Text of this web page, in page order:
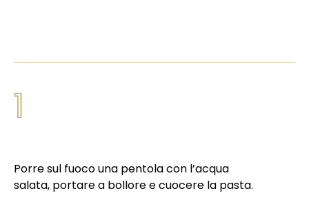
1
Porre sul fuoco una pentola con l’acqua
salata, portare a bollore e cuocere la pasta.